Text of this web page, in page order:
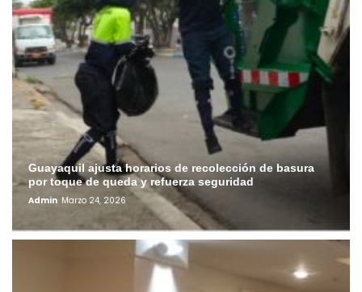
Guayaquil ajusta horarios de recolección de basura
por toque de queda y refuerza seguridad
Admin Marzo 24, 2026